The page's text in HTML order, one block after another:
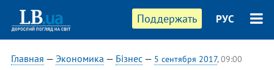
Поддержать РУС
Главная — Экономика — Бізнес— 5 сентября 2017, 09:00